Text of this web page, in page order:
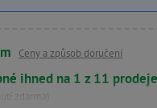
Ceny a způsob doručení
ihned na 1 z 11
zdarma)